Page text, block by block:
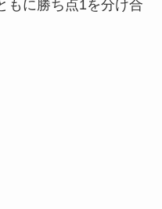
もに勝ち点1を分け合